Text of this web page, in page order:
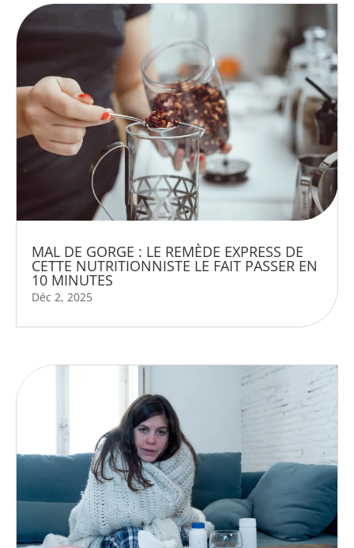
MAL DE GORGE : LE REMÈDE EXPRESS DE
CETTE NUTRITIONNISTE LE FAIT PASSER EN
10 MINUTES
Déc 2, 2025